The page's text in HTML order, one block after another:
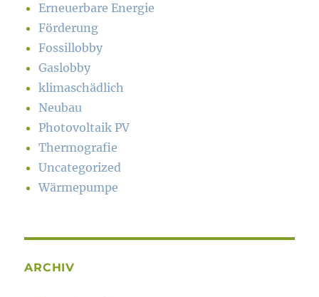
Erneuerbare Energie
Förderung
Fossillobby
Gaslobby
klimaschädlich
Neubau
Photovoltaik PV
Thermografie
Uncategorized
Wärmepumpe
ARCHIV